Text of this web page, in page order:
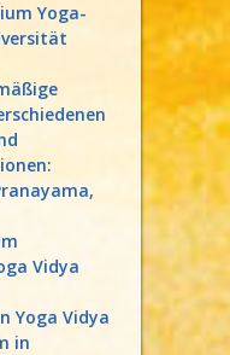
Yoga-
Vidya
Yoga Vidya
in